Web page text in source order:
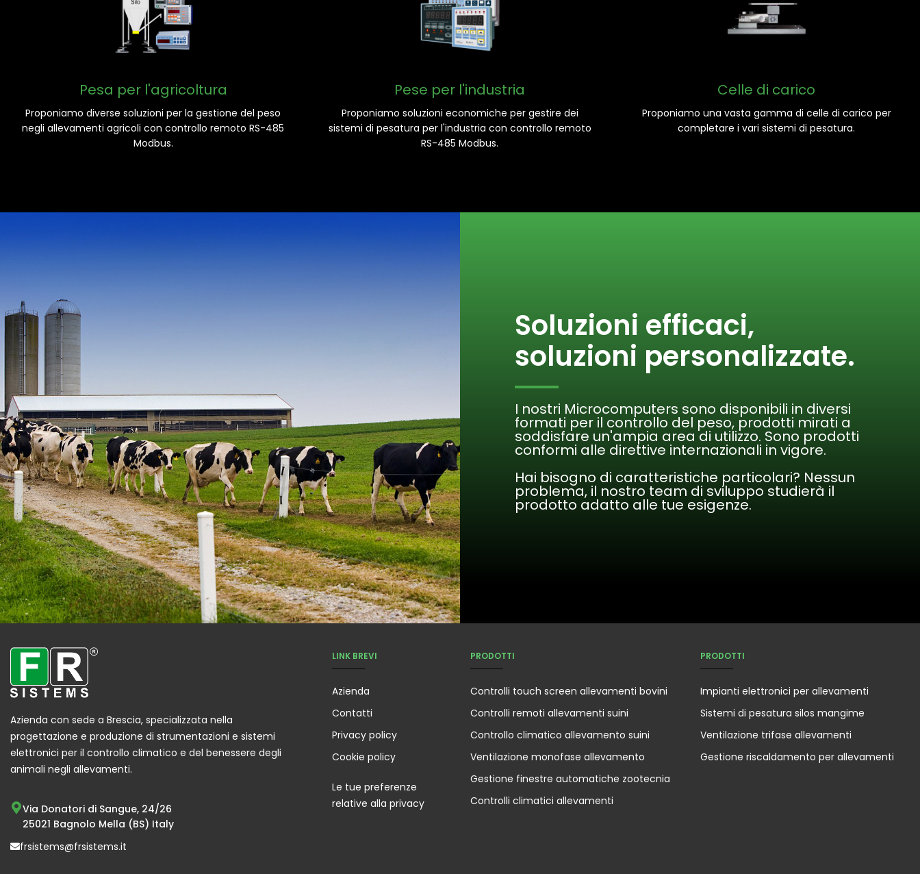
Pesa per l'agricoltura
Proponiamo diverse soluzioni per la gestione del peso
negli allevamenti agricoli con controllo remoto RS-485
Modbus.
Pese per l'industria
Proponiamo soluzioni economiche per gestire dei
sistemi di pesatura per l'industria con controllo remoto
RS-485 Modbus.
Celle di carico
Proponiamo una vasta gamma di celle di carico per
completare i vari sistemi di pesatura.
Soluzioni efficaci,
soluzioni personalizzate.
I nostri Microcomputers sono disponibili in diversi
formati per il controllo del peso, prodotti mirati a
soddisfare un'ampia area di utilizzo. Sono prodotti
conformi alle direttive internazionali in vigore.
Hai bisogno di caratteristiche particolari? Nessun
problema, il nostro team di sviluppo studierà il
prodotto adatto alle tue esigenze.
Azienda con sede a Brescia, specializzata nella
progettazione e produzione di strumentazioni e sistemi
elettronici per il controllo climatico e del benessere degli
animali negli allevamenti.
Via Donatori di Sangue, 24/26
25021 Bagnolo Mella (BS) Italy
frsistems@frsistems.it
LINK BREVI
Azienda
Contatti
Privacy policy
Cookie policy
Le tue preferenze
relative alla privacy
PRODOTTI
Controlli touch screen allevamenti bovini
Controlli remoti allevamenti suini
Controllo climatico allevamento suini
Ventilazione monofase allevamento
Gestione finestre automatiche zootecnia
Controlli climatici allevamenti
PRODOTTI
Impianti elettronici per allevamenti
Sistemi di pesatura silos mangime
Ventilazione trifase allevamenti
Gestione riscaldamento per allevamenti